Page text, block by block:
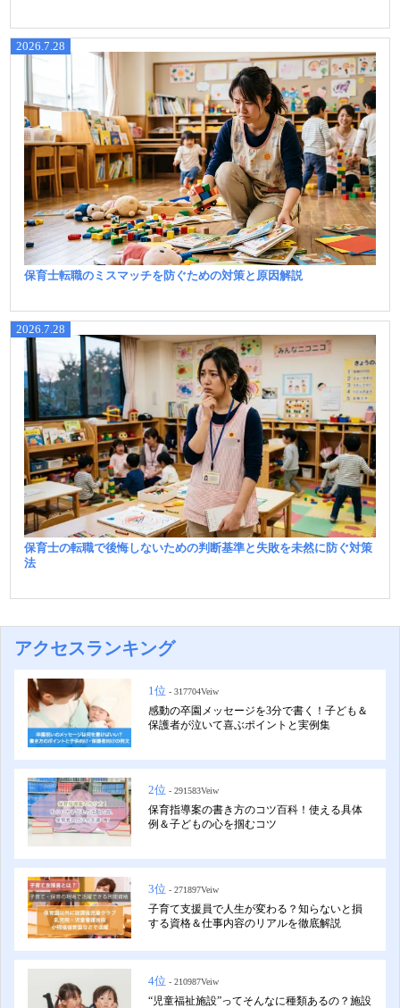
2026.7.28
保育士転職のミスマッチを防ぐための対策と原因解説
2026.7.28
保育士の転職で後悔しないための判断基準と失敗を未然に防ぐ対策
法
アクセスランキング
1位 - 317704Veiw
感動の卒園メッセージを3分で書く！子ども＆
保護者が泣いて喜ぶポイントと実例集
2位 - 291583Veiw
保育指導案の書き方のコツ百科！使える具体
例＆子どもの心を掴むコツ
3位 - 271897Veiw
子育て支援員で人生が変わる？知らないと損
する資格＆仕事内容のリアルを徹底解説
4位 - 210987Veiw
“児童福祉施設”ってそんなに種類あるの？施設